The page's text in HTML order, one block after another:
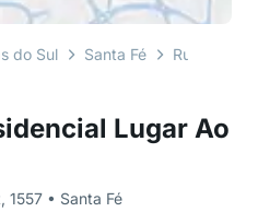
Lugar Ao
1557 • Santa Fé
do Sul Santa Fé Rua